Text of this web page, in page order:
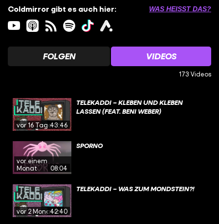
Coldmirror gibt es auch hier:
WAS HEISST DAS?
FOLGEN VIDEOS
173 Videos
vor 16 Tagen43:46
TELEKADDI – KLEBEN UND KLEBEN
LASSEN (FEAT. BENI WEBER)
vor einem
Monat
08:04
SPORNO
vor 2 Monaten
42:40
TELEKADDI – WAS ZUM MONDSTEIN?!